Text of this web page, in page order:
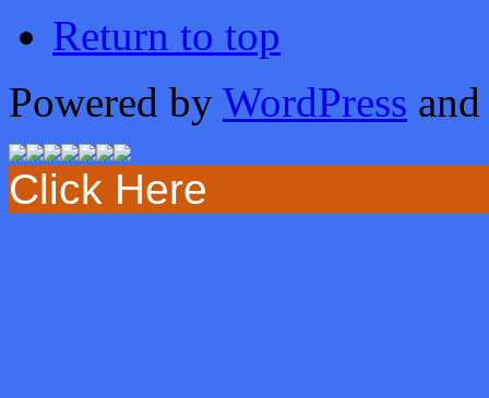
Return to top
Powered by WordPress
Click Here